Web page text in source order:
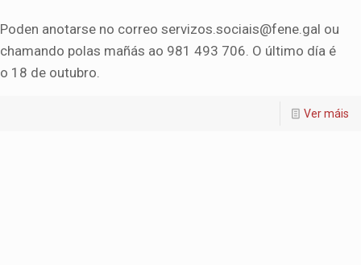
Poden anotarse no correo servizos.sociais@fene.gal ou
chamando polas mañás ao 981 493 706. O último día é
o 18 de outubro.
Ver máis